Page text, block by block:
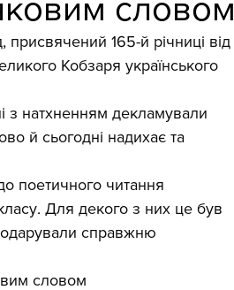
словом
165-й річниці від
Кобзаря українського
з натхненням декламували
й сьогодні надихає та
поетичного читання
Для декого з них це був
справжню
словом